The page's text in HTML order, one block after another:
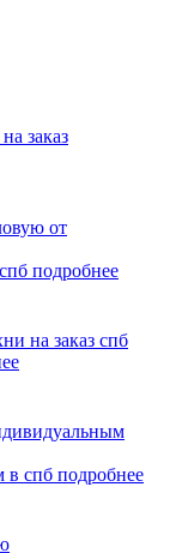
подробнее
в спб подробнее